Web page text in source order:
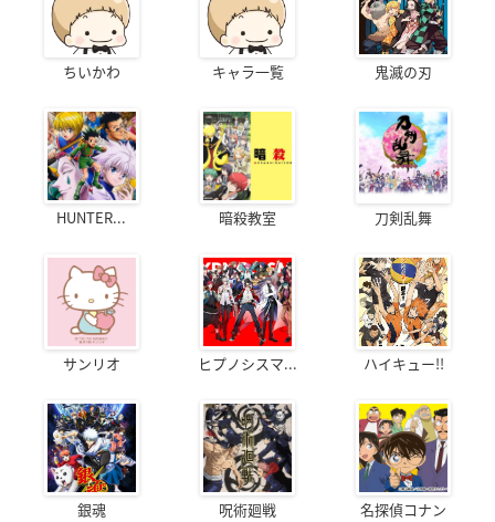
ちいかわ キャラ一覧 鬼滅の刃
HUNTER... 暗殺教室 刀剣乱舞
サンリオ ヒプノシスマ... ハイキュー!!
銀魂 呪術廻戦 名探偵コナン